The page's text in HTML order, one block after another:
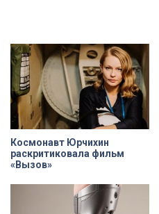
Космонавт Юрчихин
раскритиковала фильм
«Вызов»